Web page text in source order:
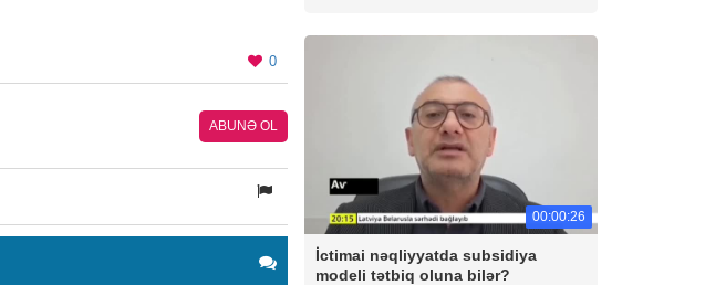
0
ABUNƏ OL
00:00:26
İctimai nəqliyyatda subsidiya
modeli tətbiq oluna bilər?